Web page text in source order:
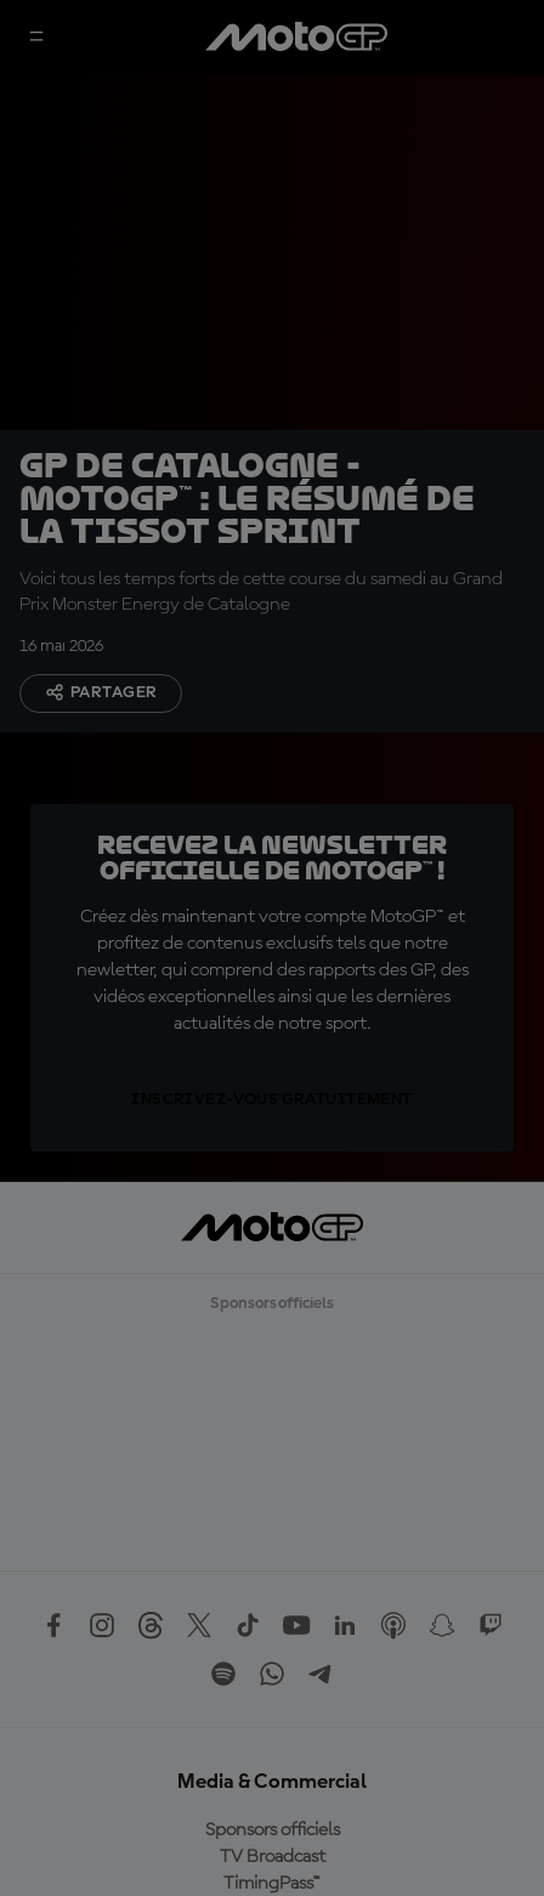
GP de Catalogne -
MotoGP™ : le résumé de
la Tissot Sprint
Voici tous les temps forts de cette course du samedi au Grand
Prix Monster Energy de Catalogne
16 mai 2026
PARTAGER
Recevez la Newsletter
officielle de MotoGP™ !
Créez dès maintenant votre compte MotoGP™ et
profitez de contenus exclusifs tels que notre
newletter, qui comprend des rapports des GP, des
vidéos exceptionnelles ainsi que les dernières
actualités de notre sport.
Sponsors officiels
Media & Commercial
Sponsors officiels
TV Broadcast
TimingPass™